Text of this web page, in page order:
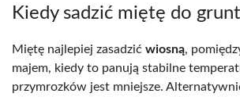
Kiedy sadzić miętę do
Miętę najlepiej zasadzić wiosną,
majem, kiedy to panują stabilne
przymrozków jest mniejsze.